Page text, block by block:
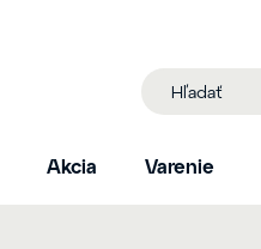
Akcia Varenie